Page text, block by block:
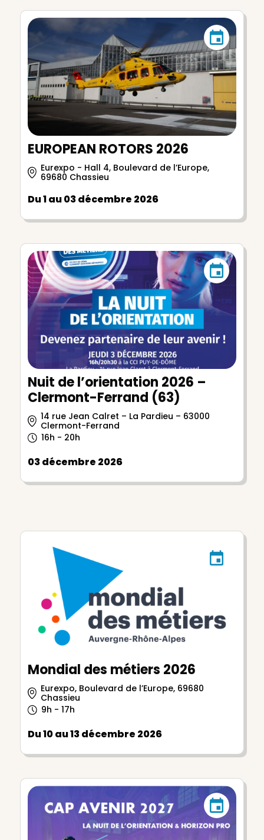
EUROPEAN ROTORS 2026
Eurexpo - Hall 4, Boulevard de l’Europe,
69680 Chassieu
Du 1 au 03 décembre 2026
Nuit de l’orientation 2026 –
Clermont-Ferrand (63)
14 rue Jean Calret – La Pardieu – 63000
Clermont-Ferrand
16h - 20h
03 décembre 2026
Mondial des métiers 2026
Eurexpo, Boulevard de l’Europe, 69680
Chassieu
9h - 17h
Du 10 au 13 décembre 2026